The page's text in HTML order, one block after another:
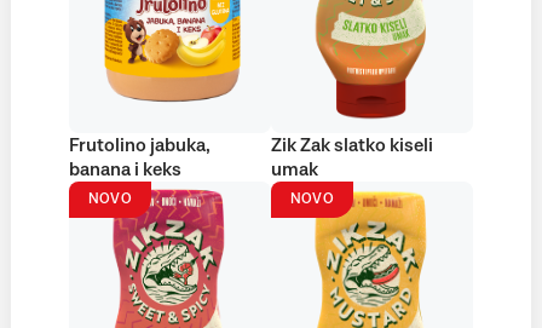
Frutolino jabuka,
banana i keks
Zik Zak slatko kiseli
umak
NOVO NOVO